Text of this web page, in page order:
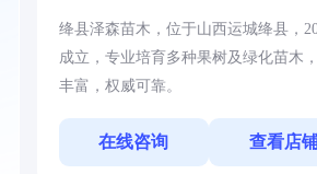
绛县泽森苗木，位于山西运城绛县，
成立，专业培育多种果树及绿化苗木
丰富，权威可靠。
在线咨询 查看店